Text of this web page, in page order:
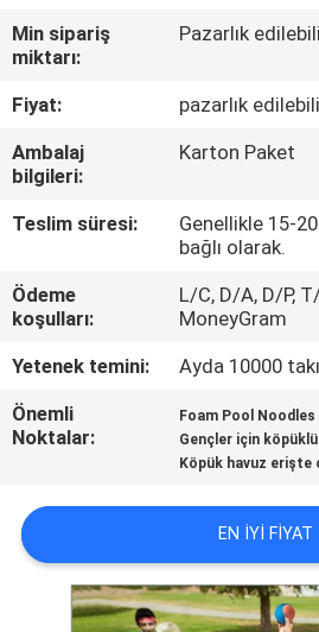
BIZIMLE
İLETIŞIM
BIR
İNDIRIM
İSTE
SITE
PRIVACY
POLICY
Min sipariş
miktarı:
Pazarlık
Fiyat:
pazarlık
Ambalaj
bilgileri:
Karton Paket
Teslim süresi:
Genellikle 15-
bağlı olarak.
Ödeme
koşulları:
L/C, D/A, D/P,
MoneyGram
Yetenek temini:
Ayda 10000
Önemli
Noktalar:
Foam Pool
Gençler için
Köpük havuz erişte
EN IYI FIYAT